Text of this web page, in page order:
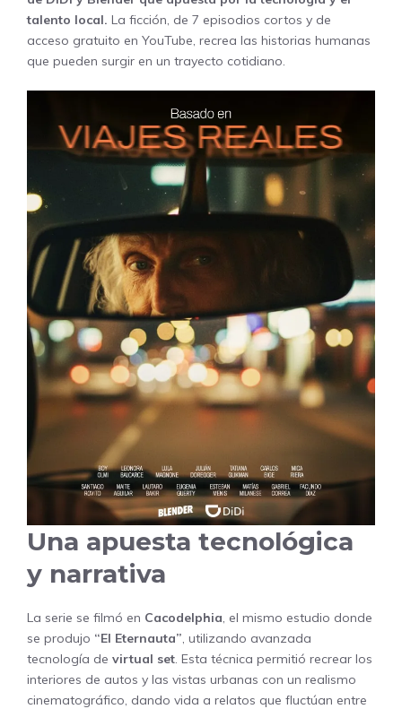
talento local. La ficción, de 7 episodios cortos y de
acceso gratuito en YouTube, recrea las historias humanas
que pueden surgir en un trayecto cotidiano.
Una apuesta tecnológica
y narrativa
La serie se filmó en Cacodelphia, el mismo estudio donde
se produjo “El Eternauta”, utilizando avanzada
tecnología de virtual set. Esta técnica permitió recrear los
interiores de autos y las vistas urbanas con un realismo
cinematográfico, dando vida a relatos que fluctúan entre